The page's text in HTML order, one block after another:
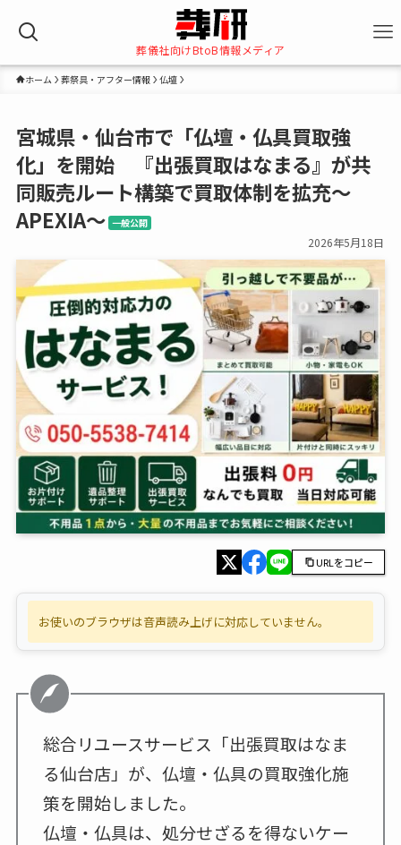
葬儀社向けBtoB情報メディア
ホーム 葬祭具・アフター情報 仏壇
宮城県・仙台市で「仏壇・仏具買取強
化」を開始 『出張買取はなまる』が共
同販売ルート構築で買取体制を拡充～
APEXIA～ 一般公開
2026年5月18日
URLをコピー
お使いのブラウザは音声読み上げに対応していません。
総合リユースサービス「出張買取はなま
る仙台店」が、仏壇・仏具の買取強化施
策を開始しました。
仏壇・仏具は、処分せざるを得ないケー